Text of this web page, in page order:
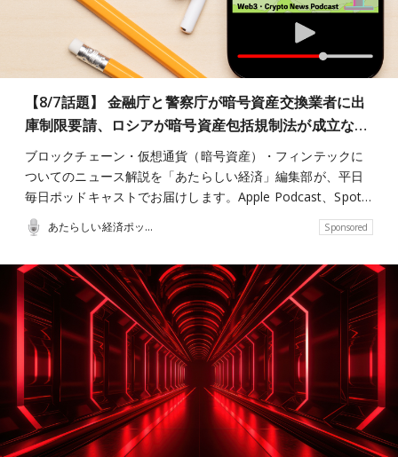
【8/7話題】 金融庁と警察庁が暗号資産交換業者に出
庫制限要請、ロシアが暗号資産包括規制法が成立な…
ブロックチェーン・仮想通貨（暗号資産）・フィンテックに
ついてのニュース解説を「あたらしい経済」編集部が、平日
毎日ポッドキャストでお届けします。Apple Podcast、Spot…
あたらしい経済ポッドキャスト Sponsored